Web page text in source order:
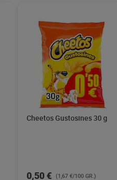
Cheetos Gustosines 30 g
0,50 € (1,67 €/100 GR.)